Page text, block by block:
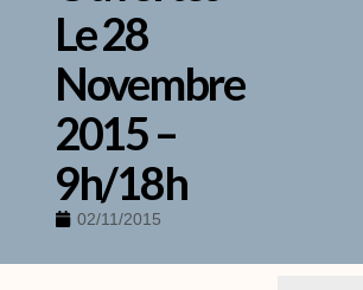
Le 28
Novembre
2015 –
9h/18h
02/11/2015